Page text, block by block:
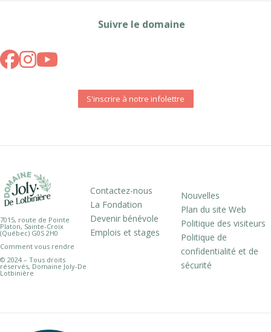
Suivre le domaine
S'inscrire à notre infolettre
7015, route de Pointe
Platon, Sainte-Croix
(Québec) G0S 2H0
Comment vous rendre
© 2024 – Tous droits
réservés, Domaine Joly-De
Lotbinière
Contactez-nous
La Fondation
Devenir bénévole
Emplois et stages
Nouvelles
Plan du site Web
Politique des visiteurs
Politique de
confidentialité et de
sécurité